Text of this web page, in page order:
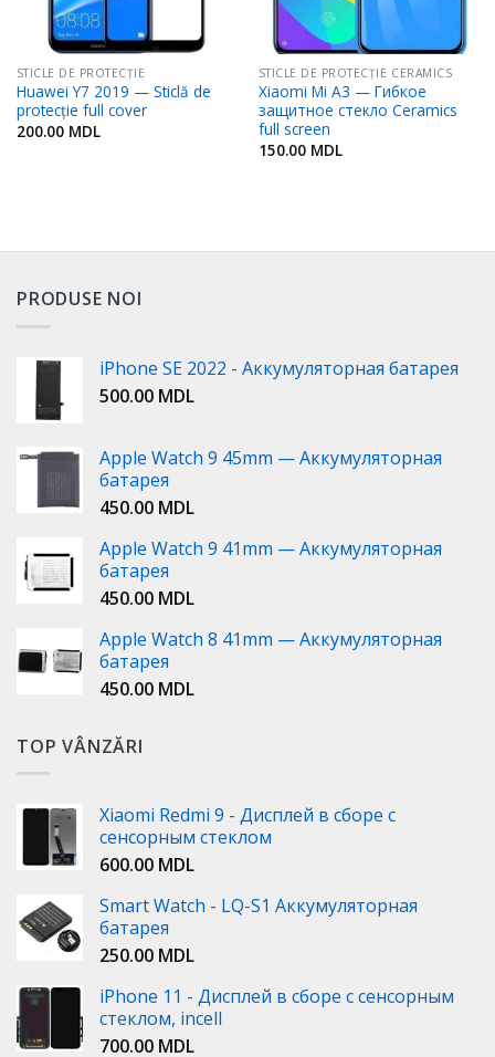
STICLE DE PROTECȚIE
Huawei Y7 2019 — Sticlă de
protecție full cover
200.00 MDL
STICLE DE PROTECȚIE CERAMICS
Xiaomi Mi A3 — Гибкое
защитное стекло Ceramics
full screen
150.00 MDL
PRODUSE NOI
iPhone SE 2022 - Аккумуляторная батарея
500.00 MDL
Apple Watch 9 45mm — Аккумуляторная
батарея
450.00 MDL
Apple Watch 9 41mm — Аккумуляторная
батарея
450.00 MDL
Apple Watch 8 41mm — Аккумуляторная
батарея
450.00 MDL
TOP VÂNZĂRI
Xiaomi Redmi 9 - Дисплей в сборе с
сенсорным стеклом
600.00 MDL
Smart Watch - LQ-S1 Аккумуляторная
батарея
250.00 MDL
iPhone 11 - Дисплей в сборе с сенсорным
стеклом, incell
700.00 MDL